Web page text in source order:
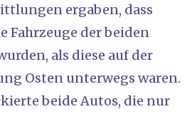
ergaben, dass
Fahrzeuge der beiden
als diese auf der
Osten unterwegs waren.
beide Autos, die nur